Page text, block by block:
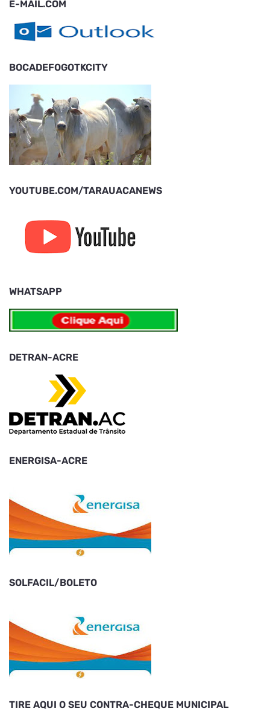
E-MAIL.COM
BOCADEFOGOTKCITY
YOUTUBE.COM/TARAUACANEWS
WHATSAPP
DETRAN-ACRE
ENERGISA-ACRE
SOLFACIL/BOLETO
TIRE AQUI O SEU CONTRA-CHEQUE MUNICIPAL